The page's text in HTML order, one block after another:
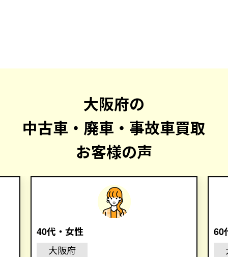
大阪府の
中古車・廃車・事故車買取
お客様の声
40代・女性
大阪府
60